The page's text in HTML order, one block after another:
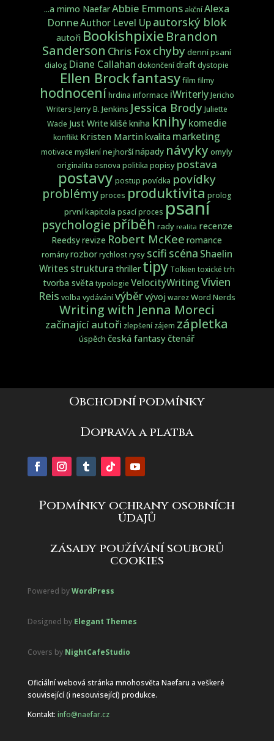
...a mimo NaefarAbbie Emmons akční Alexa
DonneAuthor Level Upautorský blok
autoři BookishpixieBrandon
Sanderson Chris Foxchybydenní psaní
dialog Diane Callahan dokončení draft dystopie
Ellen Brockfantasyfilm filmy
hodnoceníhrdina informace iWriterlyJericho
Writers Jerry B. Jenkins Jessica BrodyJuliette
Wade Just Write klišé kniha knihykomedie
konflikt Kristen Martinkvalita marketing
motivace myšlení nejhoršínápady návyky omyly
originalita osnova politika popisy postava
postavy postup povídka povídky
problémyproces produktivita prolog
první kapitola psací proces psaní
psychologie příběh rady realita recenze
Reedsyrevize Robert McKee romance
rományrozborrychlostrysy scifi scéna Shaelin
Writes struktura thriller tipy Tolkien toxické trh
tvorba světa typologie VelocityWriting Vivien
Reis volba vydávánívýběrvývoj warezWord Nerds
Writing with Jenna Moreci
začínající autoři zlepšení zájem zápletka
úspěch česká fantasyčtenář
Obchodní podmínky
Doprava a platba
Podmínky ochrany osobních
údajů
zásady používání souborů
cookies
Powered byWordPress
Designed by Elegant Themes
Covers by NightCafeStudio
Oficiální webová stránka mnohosvěta Naefaru a veškeré
související (i nesouvisející) produkce.
Kontakt: info@naefar.cz